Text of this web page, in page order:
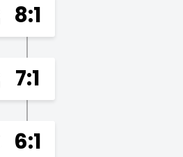
8:1
7:1
6:1